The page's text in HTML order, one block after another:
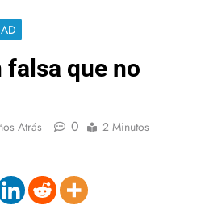
que no
Atrás 0 2 Minutos